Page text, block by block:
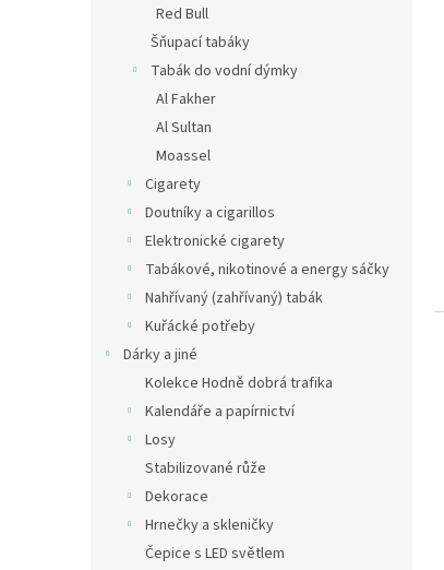
Red Bull
Šňupací tabáky
Tabák do vodní dýmky
Al Fakher
Al Sultan
Moassel
Cigarety
Doutníky a cigarillos
Elektronické cigarety
Tabákové, nikotinové a energy sáčky
Nahřívaný (zahřívaný) tabák
Kuřácké potřeby
Dárky a jiné
Kolekce Hodně dobrá trafika
Kalendáře a papírnictví
Losy
Stabilizované růže
Dekorace
Hrnečky a skleničky
Čepice s LED světlem